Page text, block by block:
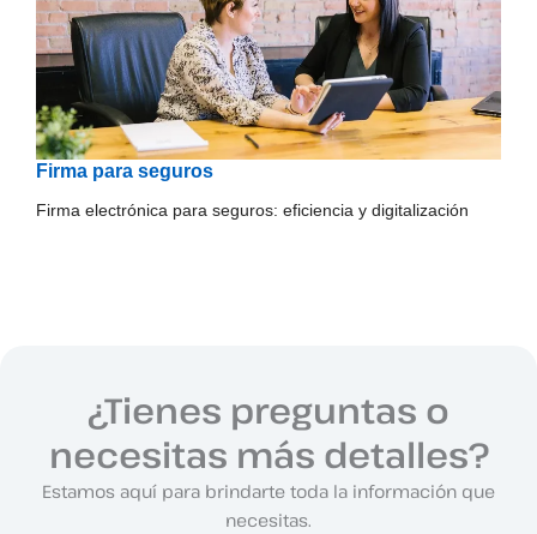
Firma para seguros
Firma electrónica para seguros: eficiencia y digitalización
¿Tienes preguntas o
necesitas más detalles?
Estamos aquí para brindarte toda la información que
necesitas.